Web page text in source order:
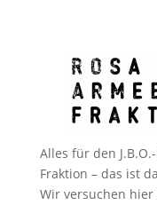
Alles für den
Fraktion – das ist
Wir versuchen